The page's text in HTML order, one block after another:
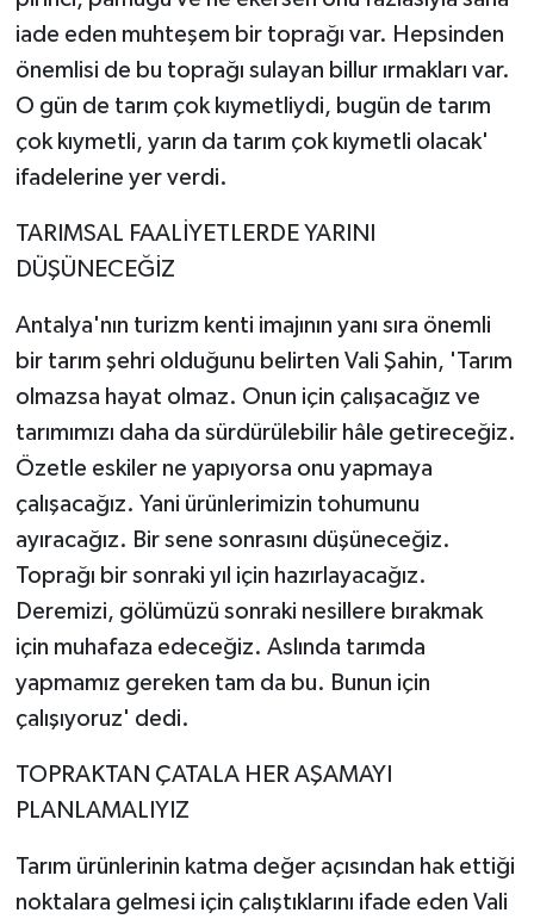
iade eden muhteşem bir toprağı var. Hepsinden
önemlisi de bu toprağı sulayan billur ırmakları var.
O gün de tarım çok kıymetliydi, bugün de tarım
çok kıymetli, yarın da tarım çok kıymetli olacak'
ifadelerine yer verdi.
TARIMSAL FAALİYETLERDE YARINI
DÜŞÜNECEĞİZ
Antalya'nın turizm kenti imajının yanı sıra önemli
bir tarım şehri olduğunu belirten Vali Şahin, 'Tarım
olmazsa hayat olmaz. Onun için çalışacağız ve
tarımımızı daha da sürdürülebilir hâle getireceğiz.
Özetle eskiler ne yapıyorsa onu yapmaya
çalışacağız. Yani ürünlerimizin tohumunu
ayıracağız. Bir sene sonrasını düşüneceğiz.
Toprağı bir sonraki yıl için hazırlayacağız.
Deremizi, gölümüzü sonraki nesillere bırakmak
için muhafaza edeceğiz. Aslında tarımda
yapmamız gereken tam da bu. Bunun için
çalışıyoruz' dedi.
TOPRAKTAN ÇATALA HER AŞAMAYI
PLANLAMALIYIZ
Tarım ürünlerinin katma değer açısından hak ettiği
noktalara gelmesi için çalıştıklarını ifade eden Vali